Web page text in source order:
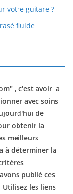
votre guitare ?
fluide
" , c'est avoir la
avec soins
de
obtenir la
meilleurs
à déterminer la
publié ces
les liens